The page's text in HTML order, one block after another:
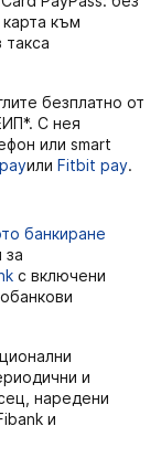
към
такса
безплатно от
С нея
или smart
или Fitbit pay.
банкиране
за
с включени
и
наредени
и